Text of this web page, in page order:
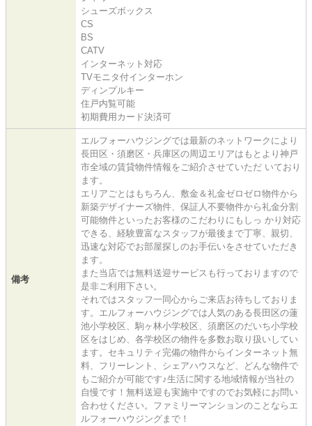
シューズボックス
CS
BS
CATV
インターネット対応
TVモニタ付インターホン
ディンプルキー
住戸内覧可能
初期費用カード決済可
備考
エルフォーハウジングでは最新のネットワークにより
長田区・須磨区・兵庫区の周辺エリアはもとより神戸
市全域の賃貸物件情報をご紹介させていただ いており
ます。
エリアごとはもちろん、敷金＆礼金ゼロゼロ物件から
新築デザイナーズ物件、保証人不要物件から礼金分割
可能物件といったお客様のこだわりにもしっ かり対応
できる、経験豊富なスタッフが最後まで丁寧、親切、
迅速な対応でお部屋探しのお手伝いをさせていただき
ます。
また当店では無料送迎サービスも行っておりますので
是非ご利用下さい。
それではスタッフ一同心からご来店お待ちしておりま
す。エルフォーハウジングでは人気のある長田区の蓮
池小学校区、駒ヶ林小学校区、須磨区のだいち小学校
区をはじめ、各学校区の物件を多数お取り扱いしてい
ます。セキュリティ完備の物件からインターネット無
料、フリーレント、シェアハウスなど、どんな物件で
もご紹介が可能です♪生活に関する地域情報が当社の
自慢です！無料送迎も実施中ですのでお気軽にお問い
合わせください。ファミリーマンションのことならエ
ルフォーハウジングまで！